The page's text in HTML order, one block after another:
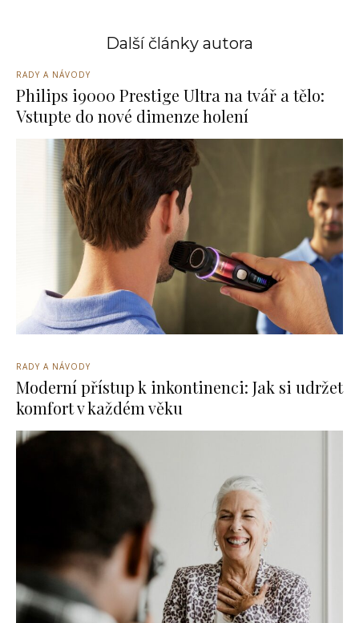
Další články autora
RADY A NÁVODY
Philips i9000 Prestige Ultra na tvář a tělo:
Vstupte do nové dimenze holení
RADY A NÁVODY
Moderní přístup k inkontinenci: Jak si udržet
komfort v každém věku